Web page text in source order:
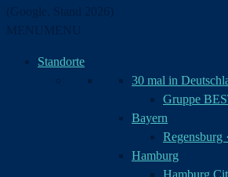
(Google, Stand 2026)
MENU MENU
Standorte
30 mal in
Gruppe
Bayern
Regensburg
Hamburg
Hamburg